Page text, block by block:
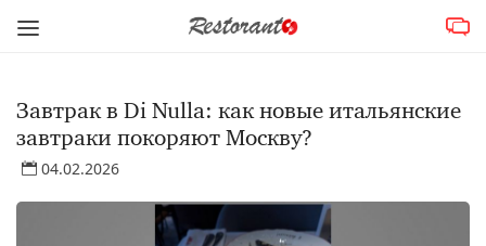
Завтрак в Di Nulla: как новые итальянские
завтраки покоряют Москву?
04.02.2026